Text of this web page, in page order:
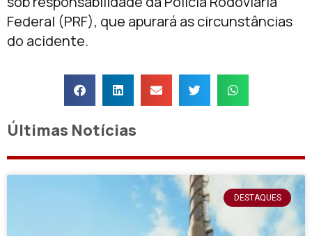
Federal (PRF), que apurará as circunstâncias
do acidente.
Últimas Notícias
DESTAQUES